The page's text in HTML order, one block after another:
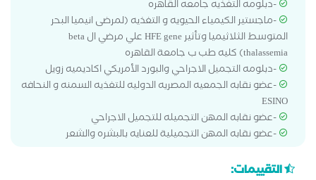
-دبلومه التغذيه جامعه القاهره
-ماجستير الكيمياء الحيويه و التغذيه (لمرضى انيميا البحر
المتوسط الثلاثيميا وتأثير HFE gene علي مرضي ال beta
thalassemia) كليه طب ب جامعة القاهره
-دبلومه التجميل الاجراحي والبورد الأمريكي اكاديميه زويل
-عضو نقابه الجمعيه المصريه الدوليه للتغذيه السمنه و النحافه
ESINO
-عضو نقابه المهن التجميله للتجميل الاجراحي
-عضو نقابه المهن التجميلية للعنايه بالبشره والشعر
التقييمات: